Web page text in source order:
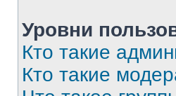
Уровни
Кто такие
Кто такие